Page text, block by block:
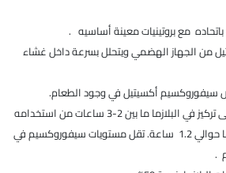
مع بروتينيات معينة أساسيه .
من الجهاز الهضمي ويتحلل بسرعة داخل غشاء
سيفوروكسيم أكسيتيل في وجود الطعام.
- سيفوروكسيم يصل إلى أعلى تركيز في البلازما ما بين 2-3 ساعات من استخدامه
ونصف العمر له في البلازما حوالي 1.2 ساعة. تقل مستويات سيفوروكسيم في
.